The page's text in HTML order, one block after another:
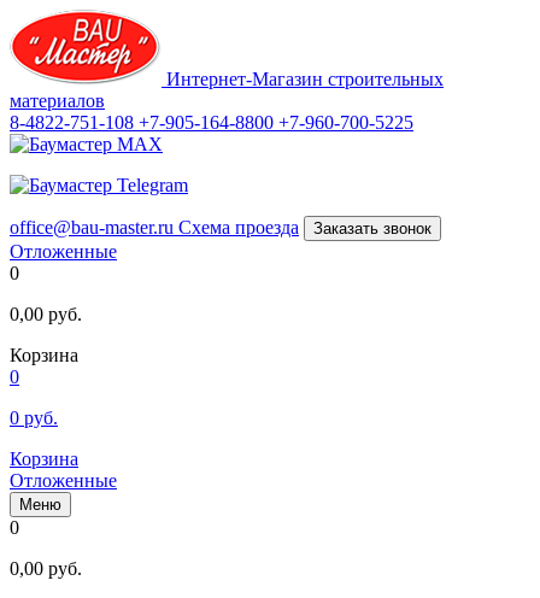
Интернет-Магазин строительных
материалов
8-4822-751-108 +7-905-164-8800 +7-960-700-5225
office@bau-master.ru Схема проезда Заказать звонок
Отложенные
0
0,00 руб.
Корзина
0
0 руб.
Корзина
Отложенные
Меню
0
0,00 руб.